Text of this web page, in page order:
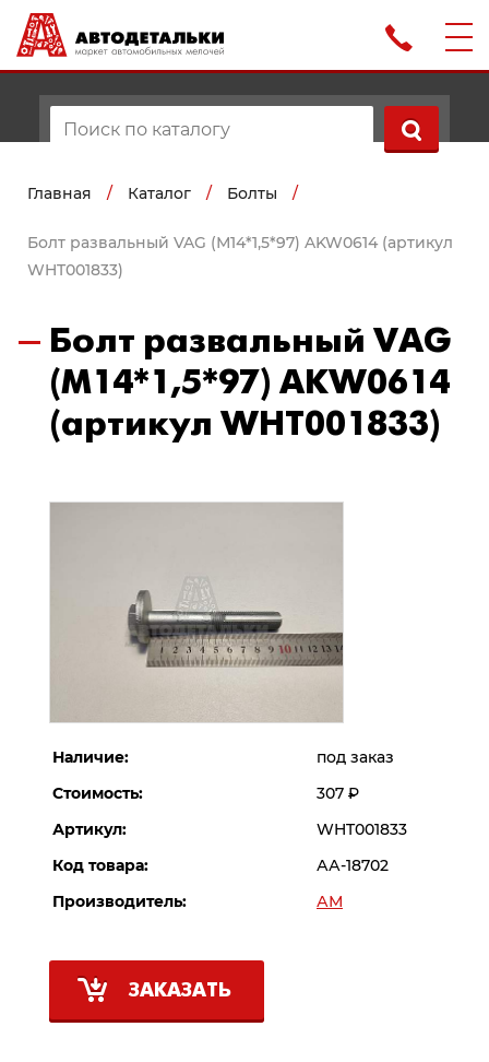
Главная / Каталог / Болты /
Болт развальный VAG (М14*1,5*97) AKW0614 (артикул
WHT001833)
Болт развальный VAG
(М14*1,5*97) AKW0614
(артикул WHT001833)
Наличие:
под заказ
Стоимость:
307 Р
Артикул:
WHT001833
Код товара:
АА-18702
Производитель:
АМ
ЗАКАЗАТЬ